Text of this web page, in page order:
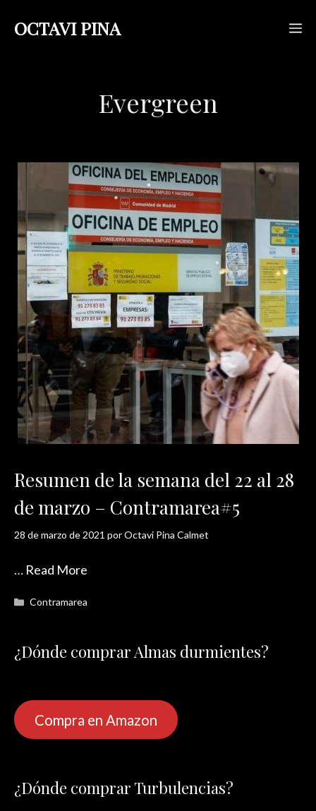
OCTAVI PINA
Evergreen
Resumen de la semana del 22 al 28
de marzo – Contramarea#5
28 de marzo de 2021 porOctavi Pina Calmet
… Read More
Categorías
Contramarea
¿Dónde comprar Almas durmientes?
Compra en Amazon
¿Dónde comprar Turbulencias?